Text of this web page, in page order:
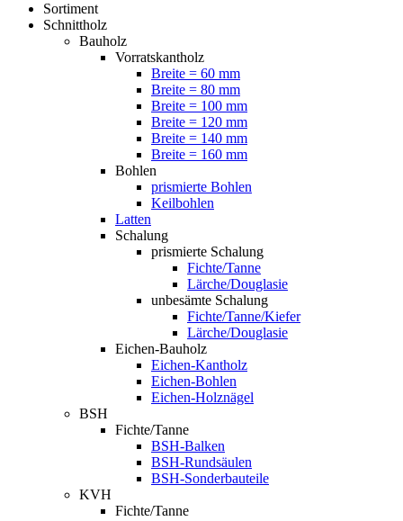
Sortiment
Schnittholz
Bauholz
Vorratskantholz
Breite = 60 mm
Breite = 80 mm
Breite = 100 mm
Breite = 120 mm
Breite = 140 mm
Breite = 160 mm
Bohlen
prismierte Bohlen
Keilbohlen
Latten
Schalung
prismierte Schalung
Fichte/Tanne
Lärche/Douglasie
unbesämte Schalung
Fichte/Tanne/Kiefer
Lärche/Douglasie
Eichen-Bauholz
Eichen-Kantholz
Eichen-Bohlen
Eichen-Holznägel
BSH
Fichte/Tanne
BSH-Balken
BSH-Rundsäulen
BSH-Sonderbauteile
KVH
Fichte/Tanne